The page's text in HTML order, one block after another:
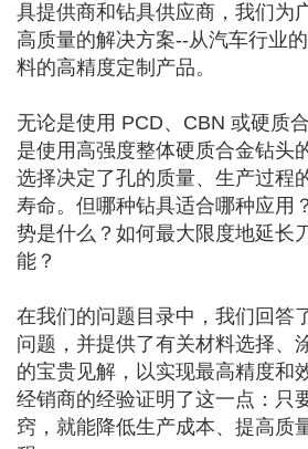
具提供商和钻具供应商，我们为
高质量的解决方案--从汽车行业
料的高精度定制产品。
无论是使用 PCD、CBN 或硬质
是使用高强度整体硬质合金钻头
选择决定了孔的质量、生产过程
寿命。但哪种钻具适合哪种应用
势是什么？如何最大限度地延长
能？
在我们的问题目录中，我们回答
问题，并提供了有关材料选择、
的宝贵见解，以实现最高精度和
经销商的经验证明了这一点：只
窍，就能降低生产成本、提高质